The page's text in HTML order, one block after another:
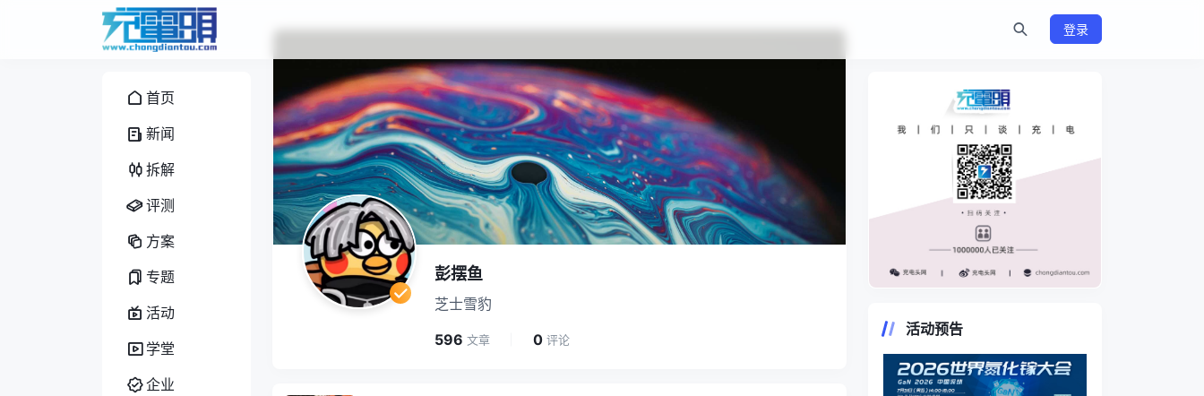
登录
首页
新闻
拆解
评测
方案
专题
活动
学堂
企业
彭摆鱼
芝士雪豹
596 文章 0 评论
活动预告